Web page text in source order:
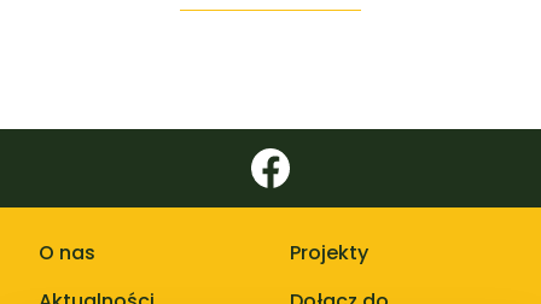
O nas
Projekty